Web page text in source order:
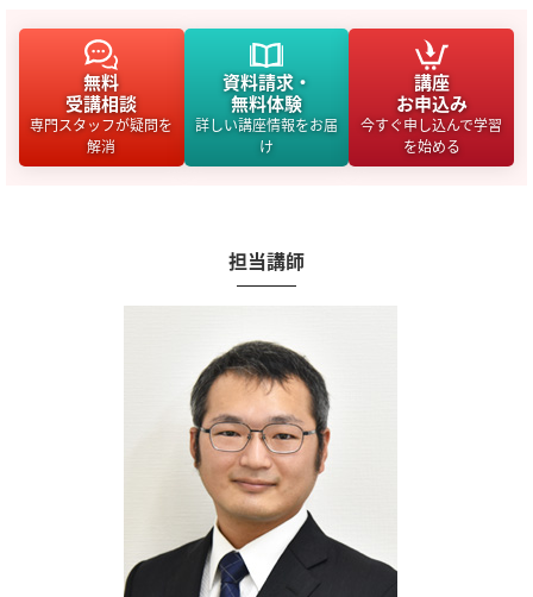
無料
受講相談
専門スタッフが疑問を
解消
資料請求・
無料体験
詳しい講座情報をお届
け
講座
お申込み
今すぐ申し込んで学習
を始める
担当講師